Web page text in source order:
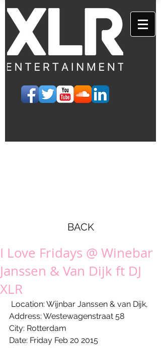
BACK
I Love Fridays @ Winebar
Janssen & Van Dijk ft DJ
XLR
Address: Westewagenstraat 58
City: Rotterdam
Date: Friday Feb 20 2015